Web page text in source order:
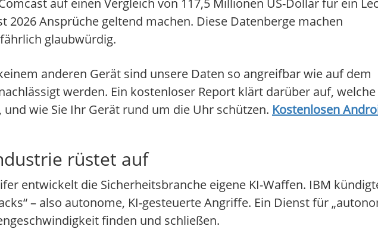
auf einen Vergleich von 117,5 Millionen US-Dollar für ein
2026 Ansprüche geltend machen. Diese Datenberge machen
glaubwürdig.
anderen Gerät sind unsere Daten so angreifbar wie auf dem
werden. Ein kostenloser Report klärt darüber auf, welche
wie Sie Ihr Gerät rund um die Uhr schützen. Kostenlosen
rüstet auf
entwickelt die Sicherheitsbranche eigene KI-Waffen. IBM
– also autonome, KI-gesteuerte Angriffe. Ein Dienst für
finden und schließen.